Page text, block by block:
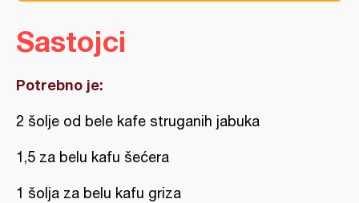
Sastojci
Potrebno je:
2 šolje od bele kafe struganih jabuka
1,5 za belu kafu šećera
1 šolja za belu kafu griza